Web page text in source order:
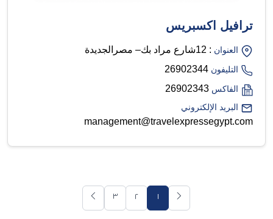
ترافيل اكسبريس
العنوان : 12شارع مراد بك– مصرالجديدة
التليفون 26902344
الفاكس 26902343
البريد الإلكتروني
management@travelexpressegypt.com
١ ٢ ٣